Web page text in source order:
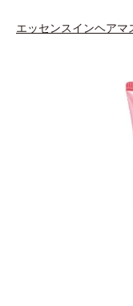
エッセンスインヘアマ